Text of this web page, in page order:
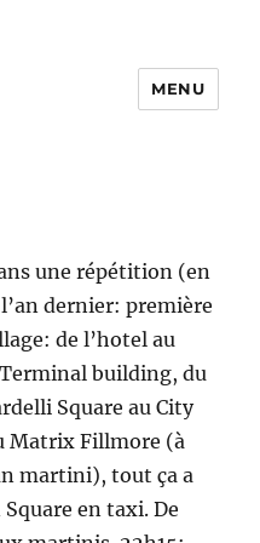
MENU
une répétition (en
dernier: première
de l’hotel au
building, du
Square au City
Matrix Fillmore (à
martini), tout ça a
en taxi. De